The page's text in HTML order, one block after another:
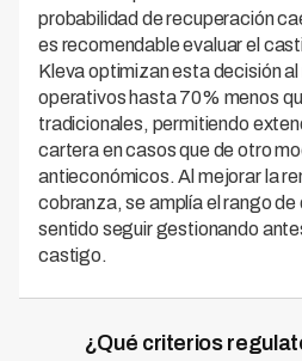
probabilidad de recuperación
es recomendable evaluar el
Kleva optimizan esta decisión
operativos hasta 70% menos
tradicionales, permitiendo
cartera en casos que de otro
antieconómicos. Al mejorar la
cobranza, se amplía el rango de
sentido seguir gestionando
castigo.
¿Qué criterios